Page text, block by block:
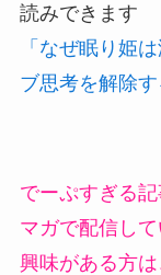
読みできます
「なぜ眠り姫
ブ思考を解除す
でーぷすぎる
マガで配信して
興味がある方